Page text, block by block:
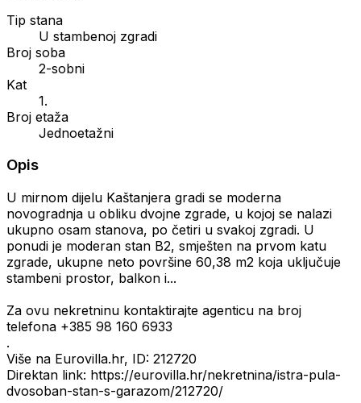
Tip stana
U stambenoj zgradi
Broj soba
2-sobni
Kat
1.
Broj etaža
Jednoetažni
Opis
U mirnom dijelu Kaštanjera gradi se moderna
novogradnja u obliku dvojne zgrade, u kojoj se nalazi
ukupno osam stanova, po četiri u svakoj zgradi. U
ponudi je moderan stan B2, smješten na prvom katu
zgrade, ukupne neto površine 60,38 m2 koja uključuje
stambeni prostor, balkon i...
Za ovu nekretninu kontaktirajte agenticu na broj
telefona +385 98 160 6933
.
Više na Eurovilla.hr, ID: 212720
Direktan link: https://eurovilla.hr/nekretnina/istra-pula-
dvosoban-stan-s-garazom/212720/